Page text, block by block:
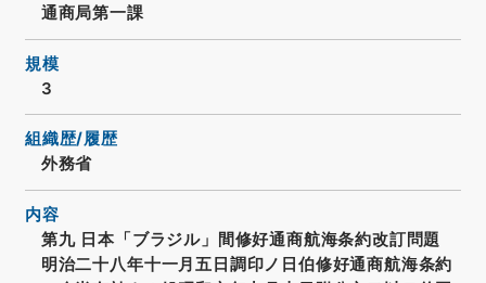
通商局第一課
規模
3
組織歴/履歴
外務省
内容
第九 日本「ブラジル」間修好通商航海条約改訂問題
明治二十八年十一月五日調印ノ日伯修好通商航海条約